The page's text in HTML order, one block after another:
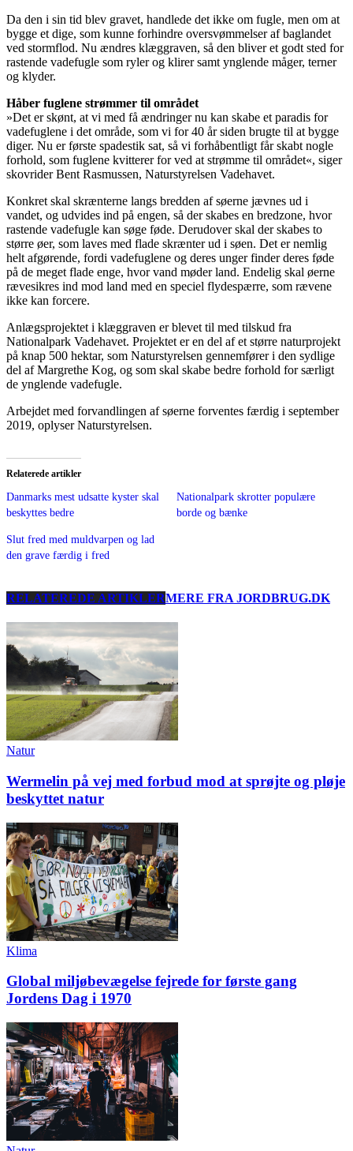
Da den i sin tid blev gravet, handlede det ikke om fugle, men om at
bygge et dige, som kunne forhindre oversvømmelser af baglandet
ved stormflod. Nu ændres klæggraven, så den bliver et godt sted for
rastende vadefugle som ryler og klirer samt ynglende måger, terner
og klyder.
Håber fuglene strømmer til området
»Det er skønt, at vi med få ændringer nu kan skabe et paradis for
vadefuglene i det område, som vi for 40 år siden brugte til at bygge
diger. Nu er første spadestik sat, så vi forhåbentligt får skabt nogle
forhold, som fuglene kvitterer for ved at strømme til området«, siger
skovrider Bent Rasmussen, Naturstyrelsen Vadehavet.
Konkret skal skrænterne langs bredden af søerne jævnes ud i
vandet, og udvides ind på engen, så der skabes en bredzone, hvor
rastende vadefugle kan søge føde. Derudover skal der skabes to
større øer, som laves med flade skrænter ud i søen. Det er nemlig
helt afgørende, fordi vadefuglene og deres unger finder deres føde
på de meget flade enge, hvor vand møder land. Endelig skal øerne
rævesikres ind mod land med en speciel flydespærre, som rævene
ikke kan forcere.
Anlægsprojektet i klæggraven er blevet til med tilskud fra
Nationalpark Vadehavet. Projektet er en del af et større naturprojekt
på knap 500 hektar, som Naturstyrelsen gennemfører i den sydlige
del af Margrethe Kog, og som skal skabe bedre forhold for særligt
de ynglende vadefugle.
Arbejdet med forvandlingen af søerne forventes færdig i september
2019, oplyser Naturstyrelsen.
Relaterede artikler
Danmarks mest udsatte kyster skal
beskyttes bedre
Nationalpark skrotter populære
borde og bænke
Slut fred med muldvarpen og lad
den grave færdig i fred
RELATEREDE ARTIKLERMERE FRA JORDBRUG.DK
Natur
Wermelin på vej med forbud mod at sprøjte og pløje
beskyttet natur
Klima
Global miljøbevægelse fejrede for første gang
Jordens Dag i 1970